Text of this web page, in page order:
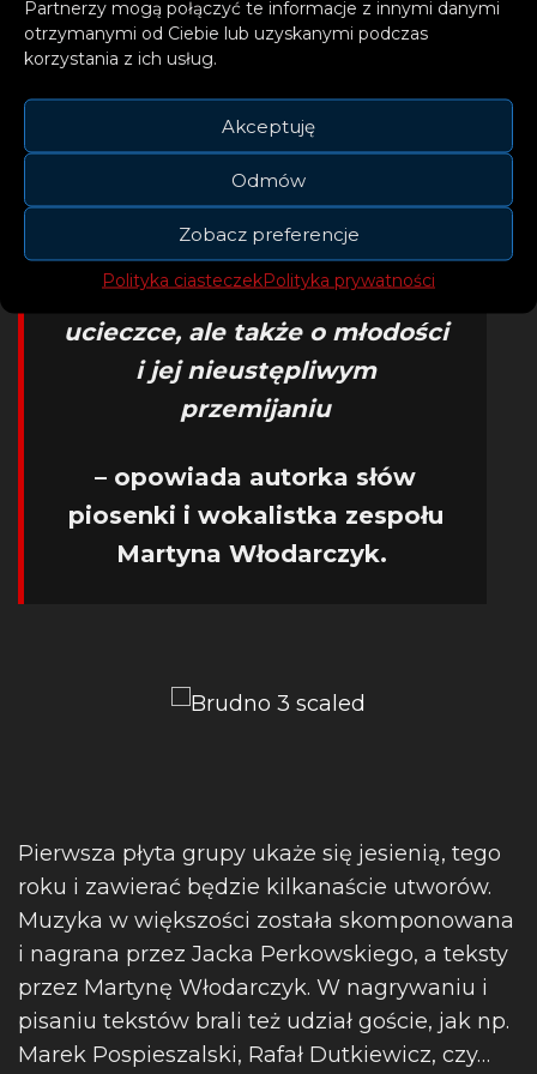
Partnerzy mogą połączyć te informacje z innymi danymi
otrzymanymi od Ciebie lub uzyskanymi podczas
korzystania z ich usług.
Akceptuję
Odmów
Zobacz preferencje
Polityka ciasteczekPolityka prywatności
– Kiedy Jacek przesłał mi
muzykę momentalnie
poczułam klimat Bonnie i
Clyde i nie miałam złudzeń –
tekst musiał być o rabunku,
ucieczce, ale także o młodości
i jej nieustępliwym
przemijaniu
– opowiada autorka słów
piosenki i wokalistka zespołu
Martyna Włodarczyk.
Pierwsza płyta grupy ukaże się jesienią, tego
roku i zawierać będzie kilkanaście utworów.
Muzyka w większości została skomponowana
i nagrana przez Jacka Perkowskiego, a teksty
przez Martynę Włodarczyk. W nagrywaniu i
pisaniu tekstów brali też udział goście, jak np.
Marek Pospieszalski, Rafał Dutkiewicz, czy…